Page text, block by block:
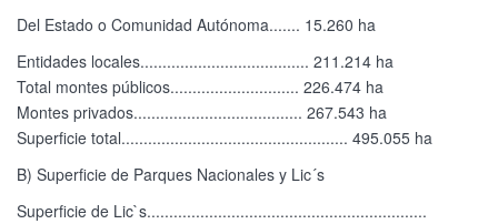
Del Estado o Comunidad Autónoma....... 15.260 ha
Entidades locales...................................... 211.214 ha
Total montes públicos............................. 226.474 ha
Montes privados...................................... 267.543 ha
Superficie total................................................... 495.055 ha
B) Superficie de Parques Nacionales y Lic´s
Superficie de Lic`s...............................................................